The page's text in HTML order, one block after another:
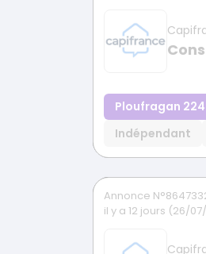
Ploufragan
Indépendant
Annonce
il y a 12 jours (26/